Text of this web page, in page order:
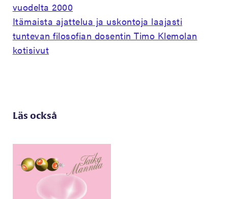
vuodelta 2000
Itämaista ajattelua ja uskontoja laajasti
tuntevan filosofian dosentin Timo Klemolan
kotisivut
Läs också